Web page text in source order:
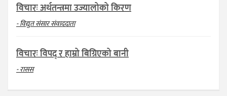
विचारः अर्थतन्त्रमा उज्यालोको किरण
- विद्युत संसार संवाददाता
विचारः विपद् र हाम्रो बिग्रिएको बानी
- रासस